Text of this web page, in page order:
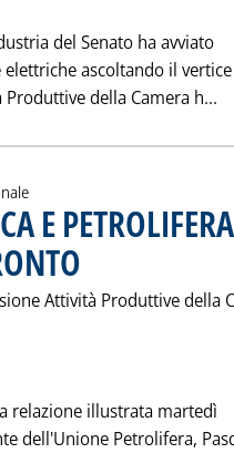
del Senato ha avviato
ascoltando il vertice
della Camera h...
E
Attività Produttive della
relazione illustrata martedì
dell'Unione Petrolifera,